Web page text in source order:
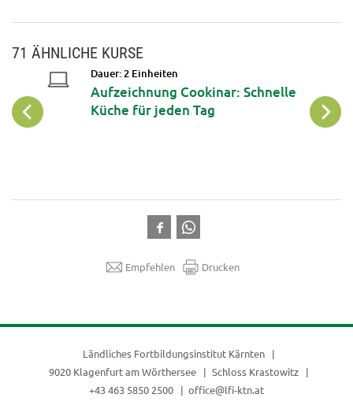
71 ÄHNLICHE KURSE
Dauer: 2 Einheiten
Aufzeichnung Cookinar: Schnelle
Küche für jeden Tag
Empfehlen Drucken
Ländliches Fortbildungsinstitut Kärnten
9020 Klagenfurt am Wörthersee
Schloss Krastowitz
+43 463 5850 2500
office@lfi-ktn.at